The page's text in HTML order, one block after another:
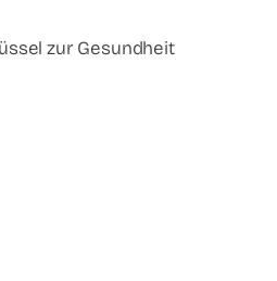
zur Gesundheit